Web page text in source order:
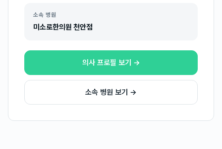
소속 병원
미소로한의원 천안점
의사 프로필 보기 →
소속 병원 보기 →